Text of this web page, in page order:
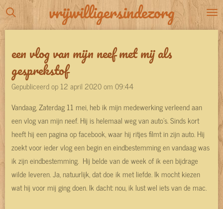
Ga
direct
de
hoofdinhoud
vrijwilligersindezorg
een vlog van mijn neef met mij als
gesprekstof
Gepubliceerd op 12 april 2020 om 09:44
Vandaag, Zaterdag 11 mei, heb ik mijn medewerking verleend aan
een vlog van mijn neef. Hij is helemaal weg van auto's. Sinds kort
heeft hij een pagina op facebook, waar hij ritjes filmt in zijn auto. Hij
zoekt voor ieder vlog een begin en eindbestemming en vandaag was
ik zijn eindbestemming. Hij belde van de week of ik een bijdrage
wilde leveren. Ja, natuurlijk, dat doe ik met liefde. Ik mocht kiezen
wat hij voor mij ging doen. Ik dacht: nou, ik lust wel iets van de mac.